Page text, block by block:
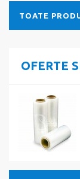
TOATE
OFERTE